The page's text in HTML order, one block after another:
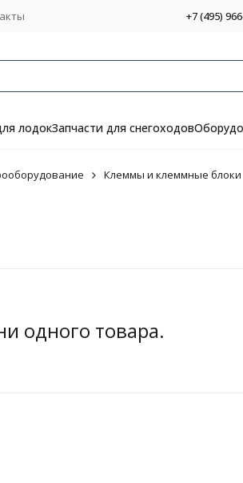
+7 (495)
лодокЗапчасти для снегоходов
Клеммы и клеммные блоки
одного товара.